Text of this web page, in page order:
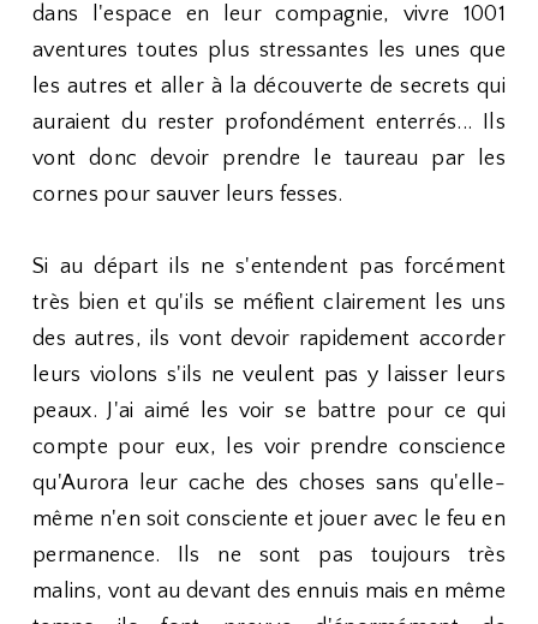
dans l'espace en leur compagnie, vivre 1001
aventures toutes plus stressantes les unes que
les autres et aller à la découverte de secrets qui
auraient du rester profondément enterrés... Ils
vont donc devoir prendre le taureau par les
cornes pour sauver leurs fesses.
Si au départ ils ne s'entendent pas forcément
très bien et qu'ils se méfient clairement les uns
des autres, ils vont devoir rapidement accorder
leurs violons s'ils ne veulent pas y laisser leurs
peaux. J'ai aimé les voir se battre pour ce qui
compte pour eux, les voir prendre conscience
qu'Aurora leur cache des choses sans qu'elle-
même n'en soit consciente et jouer avec le feu en
permanence. Ils ne sont pas toujours très
malins, vont au devant des ennuis mais en même